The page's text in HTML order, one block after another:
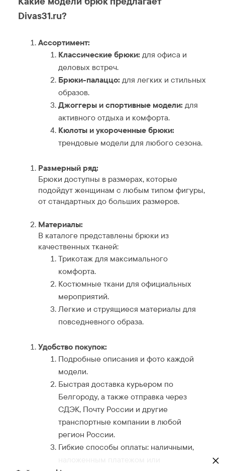
Divas31.ru?
Ассортимент:
Классические брюки: для офиса и
деловых встреч.
Брюки-палаццо: для легких и стильных
образов.
Джоггеры и спортивные модели: для
активного отдыха и комфорта.
Кюлоты и укороченные брюки:
трендовые модели для любого сезона.
Размерный ряд:
Брюки доступны в размерах, которые
подойдут женщинам с любым типом фигуры,
от стандартных до больших размеров.
Материалы:
В каталоге представлены брюки из
качественных тканей:
Трикотаж для максимального
комфорта.
Костюмные ткани для официальных
мероприятий.
Легкие и струящиеся материалы для
повседневного образа.
Удобство покупок:
Подробные описания и фото каждой
модели.
Быстрая доставка курьером по
Белгороду, а также отправка через
СДЭК, Почту России и другие
транспортные компании в любой
регион России.
Гибкие способы оплаты: наличными,
×